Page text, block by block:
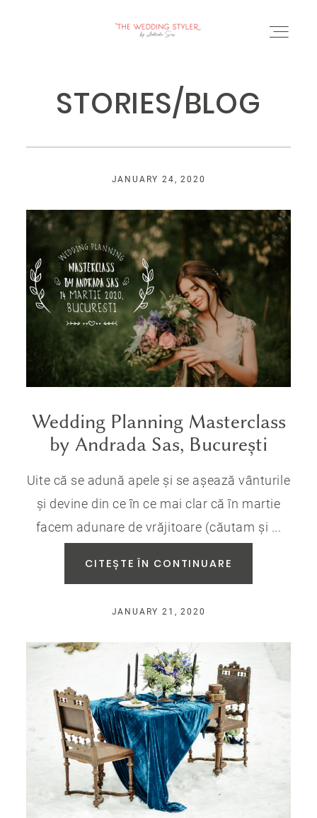
SERVICII & FAQ
PORTOFOLIU
CONTACT
STORIES/BLOG
JANUARY 24, 2020
Wedding Planning Masterclass
by Andrada Sas, București
Uite că se adună apele și se așează vânturile
și devine din ce în ce mai clar că în martie
facem adunare de vrăjitoare (căutam și ...
CITEȘTE ÎN CONTINUARE
JANUARY 21, 2020